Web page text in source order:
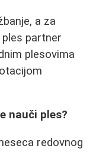
a za
partner
plesovima
nauči ples?
redovnog